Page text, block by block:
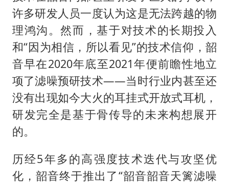
许多研发人员一度认为这是无法跨越的物
理鸿沟。然而，基于对技术的长期投入
和“因为相信，所以看见”的技术信仰，韶
音早在2020年底至2021年便前瞻性地立
项了滤噪预研技术——当时行业内甚至还
没有出现如今大火的耳挂式开放式耳机，
研发完全是基于骨传导的未来构想展开
的。
历经5年多的高强度技术迭代与攻坚优
化，韶音终于推出了“韶音韶音天篱滤噪